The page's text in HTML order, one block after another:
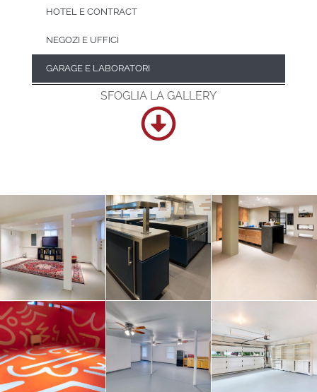
HOTEL E CONTRACT
NEGOZI E UFFICI
GARAGE E LABORATORI
SFOGLIA LA GALLERY